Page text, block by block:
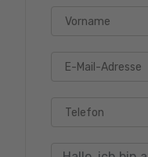
Vorname
E-Mail-Adresse
Telefon